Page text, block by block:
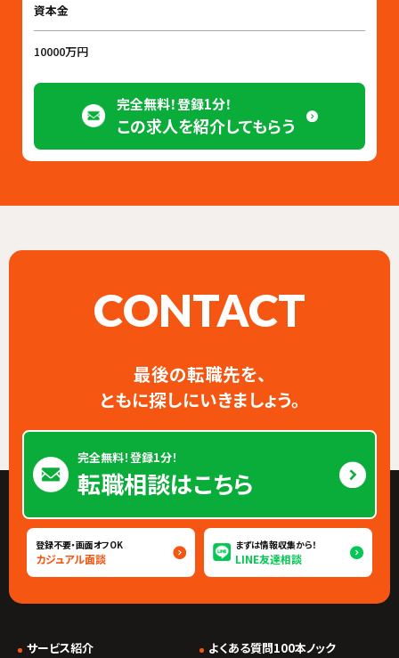
資本金
10000万円
完全無料！登録1分！
この求人を紹介してもらう
CONTACT
最後の転職先を、
ともに探しにいきましょう。
完全無料！登録1分！
転職相談はこちら
登録不要・画面オフOK
カジュアル面談
まずは情報収集から！
LINE友達相談
サービス紹介 よくある質問100本ノック